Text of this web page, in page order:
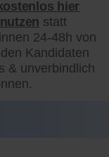
hier
statt
24-48h von
Kandidaten
& unverbindlich